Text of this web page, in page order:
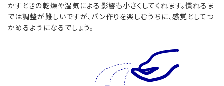
かすときの乾燥や湿気による影響も小さくしてくれます。慣れるま
では調整が難しいですが、パン作りを楽しむうちに、感覚としてつ
かめるようになるでしょう。